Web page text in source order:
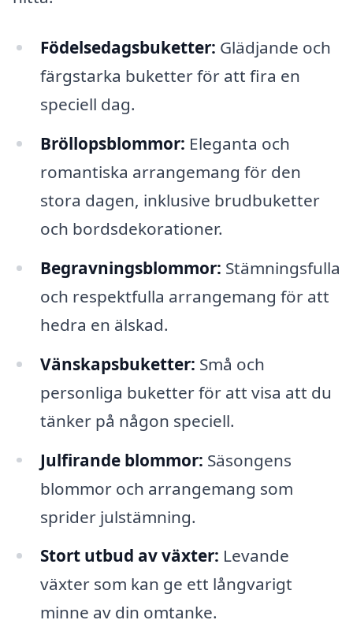
Födelsedagsbuketter: Glädjande och
färgstarka buketter för att fira en
speciell dag.
Bröllopsblommor: Eleganta och
romantiska arrangemang för den
stora dagen, inklusive brudbuketter
och bordsdekorationer.
Begravningsblommor: Stämningsfulla
och respektfulla arrangemang för att
hedra en älskad.
Vänskapsbuketter: Små och
personliga buketter för att visa att du
tänker på någon speciell.
Julfirande blommor: Säsongens
blommor och arrangemang som
sprider julstämning.
Stort utbud av växter: Levande
växter som kan ge ett långvarigt
minne av din omtanke.